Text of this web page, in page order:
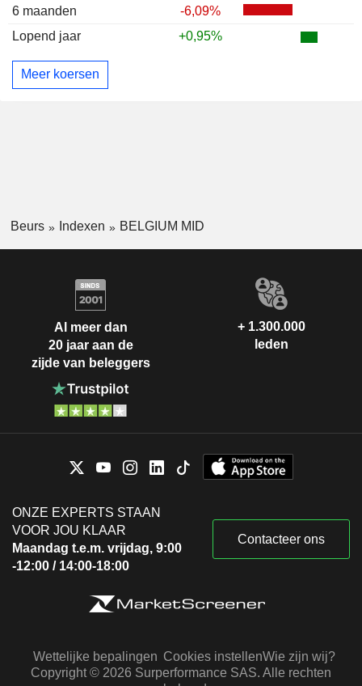
6 maanden
-6,09%
Lopend jaar
+0,95%
Meer koersen
Beurs Indexen BELGIUM MID
Al meer dan
20 jaar aan de
zijde van beleggers
+ 1.300.000
leden
ONZE EXPERTS STAAN
VOOR JOU KLAAR
Maandag t.e.m. vrijdag, 9:00
-12:00 / 14:00-18:00
Contacteer ons
Wettelijke bepalingen Cookies instellenWie zijn wij?
Copyright © 2026 Surperformance SAS. Alle rechten